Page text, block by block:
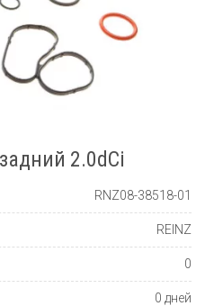
2.0dCi
RNZ08-38518-01
REINZ
0
0 дней